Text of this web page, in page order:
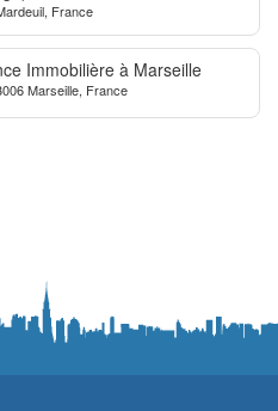
France
Immobilière à Marseille
Marseille, France